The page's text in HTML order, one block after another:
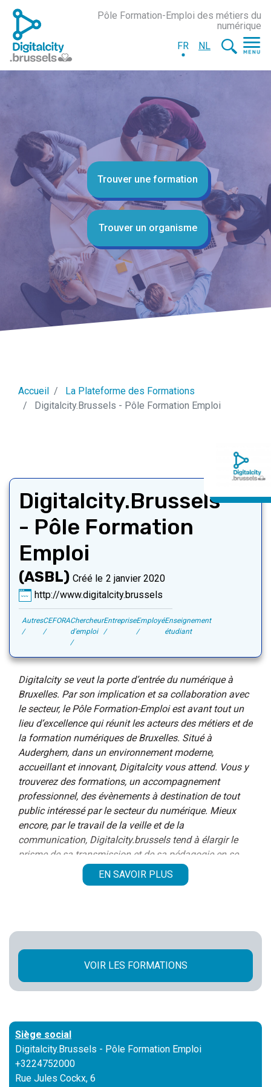
Pôle Formation-Emploi des métiers du
numérique
FR
NL
Trouver une formation
Trouver un organisme
Accueil
La Plateforme des Formations
Digitalcity.Brussels - Pôle Formation Emploi
Digitalcity.Brussels
- Pôle Formation
Emploi
ASBL Créé le 2 janvier 2020
http://www.digitalcity.brussels
AutresCEFORAChercheur
d'emploi
EntrepriseEmployéEnseignement
étudiant
Digitalcity se veut la porte d’entrée du numérique à
Bruxelles. Par son implication et sa collaboration avec
le secteur, le Pôle Formation-Emploi est avant tout un
lieu d’excellence qui réunit les acteurs des métiers et de
la formation numériques de Bruxelles. Situé à
Auderghem, dans un environnement moderne,
accueillant et innovant, Digitalcity vous attend. Vous y
trouverez des formations, un accompagnement
professionnel, des évènements à destination de tout
public intéressé par le secteur du numérique. Mieux
encore, par le travail de la veille et de la
communication, Digitalcity.brussels tend à élargir le
prisme de sa transmission et de sa pédagogie en se
développant sur la toile à travers les médias sociaux.
partenaires sociaux sectorielsd’une part, et le
service public de l’emploi bruxellois(Actiris) ainsi
que lesservices publics de formation(Bruxelles
cette association, le Pôle Formation-Emploi a
l’ambition de fédérer une réelle concertation entre les
entreprises et les acteurs du Pôle.
>>Nos partenaires
>>Louer nos infrastructures
EN SAVOIR PLUS
VOIR LES FORMATIONS
Siège social
Digitalcity.Brussels - Pôle Formation Emploi
+3224752000
Rue Jules Cockx, 6